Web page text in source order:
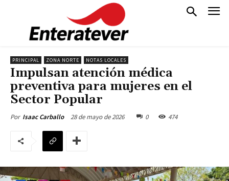
PRINCIPAL ZONA NORTE NOTAS LOCALES
Impulsan atención médica
preventiva para mujeres en el
Sector Popular
Por Isaac Carballo 28 de mayo de 2026 0 474